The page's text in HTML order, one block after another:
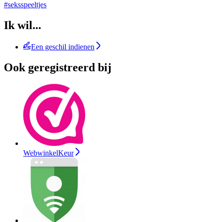
#seksspeeltjes
Ik wil...
Een geschil indienen
Ook geregistreerd bij
WebwinkelKeur